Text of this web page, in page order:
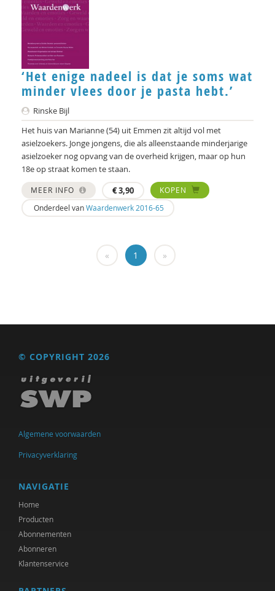
‘Het enige nadeel is dat je soms wat
minder vlees door je pasta hebt.’
Rinske Bijl
Het huis van Marianne (54) uit Emmen zit altijd vol met
asielzoekers. Jonge jongens, die als alleenstaande minderjarige
asielzoeker nog opvang van de overheid krijgen, maar op hun
18e op straat komen te staan.
MEER INFO €3,90
KOPEN
Onderdeel vanWaardenwerk 2016-65
« 1 »
© COPYRIGHT 2026
Algemene voorwaarden
Privacyverklaring
NAVIGATIE
Home
Producten
Abonnementen
Abonneren
Klantenservice